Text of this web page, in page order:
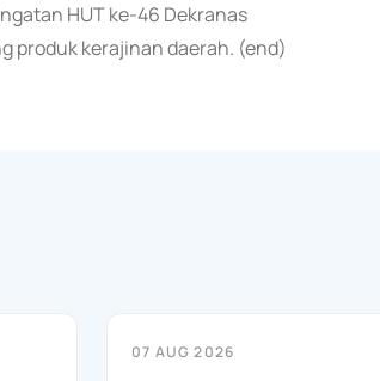
HUT ke-46 Dekranas
produk kerajinan daerah. (end)
07 AUG 2026